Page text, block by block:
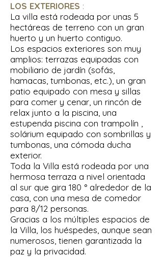
LOS EXTERIORES :
La villa está rodeada por unas 5
hectáreas de terreno con un gran
huerto y un huerto contiguo.
Los espacios exteriores son muy
amplios: terrazas equipadas con
mobiliario de jardín (sofás,
hamacas, tumbonas, etc.), un gran
patio equipado con mesa y sillas
para comer y cenar, un rincón de
relax junto a la piscina, una
estupenda piscina con trampolín ,
solárium equipado con sombrillas y
tumbonas, una cómoda ducha
exterior.
Toda la Villa está rodeada por una
hermosa terraza a nivel orientada
al sur que gira 180 ° alrededor de la
casa, con una mesa de comedor
para 8/12 personas.
Gracias a los múltiples espacios de
la Villa, los huéspedes, aunque sean
numerosos, tienen garantizada la
paz y la privacidad.